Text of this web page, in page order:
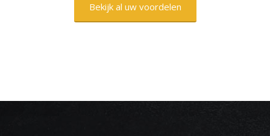
Bekijk al uw voordelen